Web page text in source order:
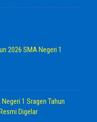
2026 SMA Negeri 1
1 Sragen Tahun
Digelar